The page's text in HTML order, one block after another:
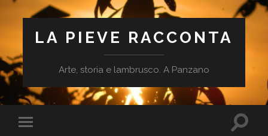
LA PIEVE RACCONTA
Arte, storia e lambrusco. A Panzano